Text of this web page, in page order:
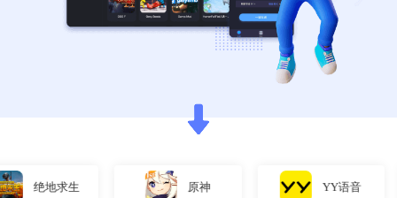
绝地求生 原神 YY语音